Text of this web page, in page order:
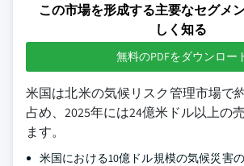
この市場を形成する主要なセグメ
しく知る
無料のPDFをダウンロー
米国は北米の気候リスク管理市場で
占め、2025年には24億米ドル以上の
ます。
米国における10億ドル規模の気候災害